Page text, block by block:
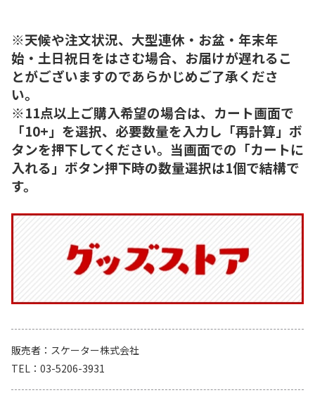
※天候や注文状況、大型連休・お盆・年末年
始・土日祝日をはさむ場合、お届けが遅れるこ
とがございますのであらかじめご了承くださ
い。
※11点以上ご購入希望の場合は、カート画面で
「10+」を選択、必要数量を入力し「再計算」ボ
タンを押下してください。当画面での「カートに
入れる」ボタン押下時の数量選択は1個で結構で
す。
販売者
スケーター株式会社
TEL
03-5206-3931